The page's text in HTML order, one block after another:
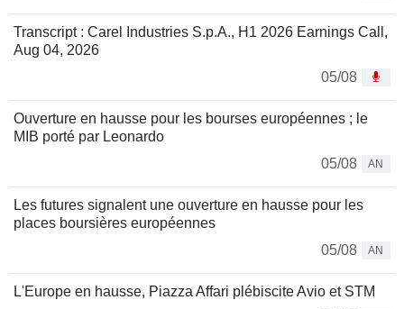
Transcript : Carel Industries S.p.A., H1 2026 Earnings Call,
Aug 04, 2026
05/08
Ouverture en hausse pour les bourses européennes ; le
MIB porté par Leonardo
05/08
AN
Les futures signalent une ouverture en hausse pour les
places boursières européennes
05/08
AN
L'Europe en hausse, Piazza Affari plébiscite Avio et STM